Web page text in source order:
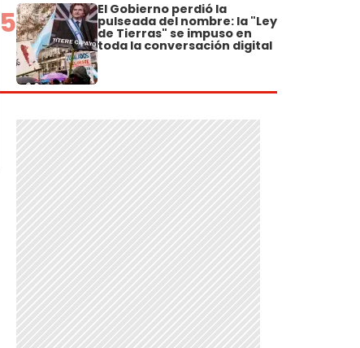
5 El Gobierno perdió la
pulseada del nombre: la "Ley
de Tierras" se impuso en
toda la conversación digital